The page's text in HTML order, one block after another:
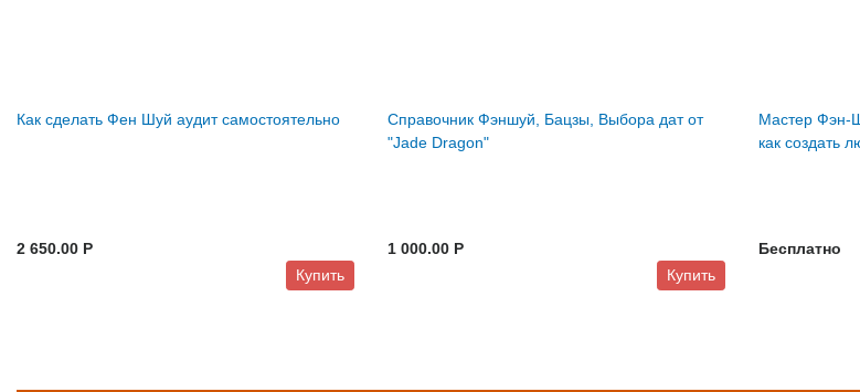
Как сделать Фен Шуй аудит самостоятельно
2 650.00 P
Купить
Справочник Фэншуй, Бацзы, Выбора дат от
"Jade Dragon"
1 000.00 P
Купить
Мастер Фэн-
как создать
Бесплатно